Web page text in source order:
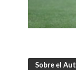
Sobre el